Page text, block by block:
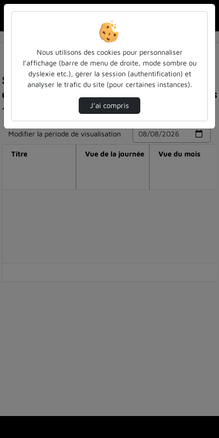
Statistiques de visualisation de la vidéo Veuves
de guerre et orphelins : la question des pensions
- cours n°3 - thème n°2 - mooc verdun #3
Modifier la période de visualisation
Titre Vue de la journée Vue du mois
Nous utilisons des cookies pour personnaliser
l’affichage (barre de menu de droite, mode sombre ou
dyslexie etc.), gérer la session (authentification) et
analyser le trafic du site (pour certaines instances).
J’ai compris